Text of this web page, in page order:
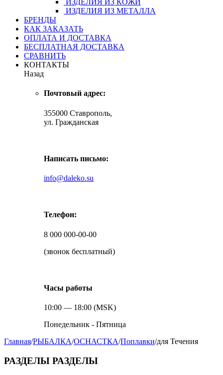
ИЗДЕЛИЯ ИЗ КОЖИ
ИЗДЕЛИЯ ИЗ МЕТАЛЛА
БРЕНДЫ
КАК ЗАКАЗАТЬ
ОПЛАТА И ДОСТАВКА
БЕСПЛАТНАЯ ДОСТАВКА
СРАВНИТЬ
КОНТАКТЫ
Назад
Почтовый адрес:
355000 Ставрополь,
ул. Гражданская
Написать письмо:
info@daleko.su
Телефон:
8 000 000-00-00
(звонок бесплатный)
Часы работы
10:00 — 18:00 (MSK)
Понедельник - Пятница
Главная/РЫБАЛКА/ОСНАСТКА/Поплавки/для Течения
РАЗДЕЛЫ РАЗДЕЛЫ